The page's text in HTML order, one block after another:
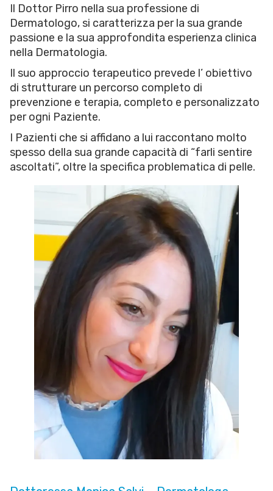
Il Dottor Pirro nella sua professione di
Dermatologo, si caratterizza per la sua grande
passione e la sua approfondita esperienza clinica
nella Dermatologia.
Il suo approccio terapeutico prevede l’ obiettivo
di strutturare un percorso completo di
prevenzione e terapia, completo e personalizzato
per ogni Paziente.
I Pazienti che si affidano a lui raccontano molto
spesso della sua grande capacità di “farli sentire
ascoltati”, oltre la specifica problematica di pelle.